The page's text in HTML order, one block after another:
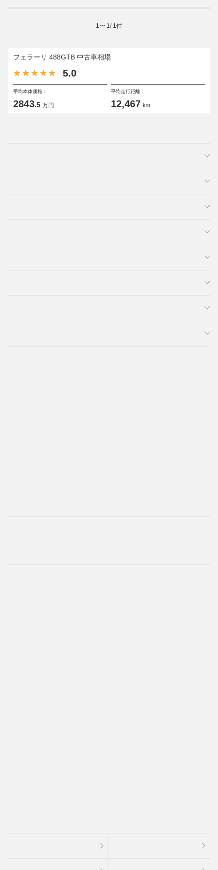
1 〜 1 / 1 件
フェラーリ 488GTB 中古車相場
5.0
平均本体価格：
2843.5 万円
平均走行距離：
12,467 km